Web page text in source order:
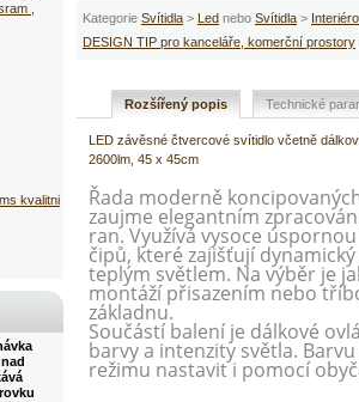
Kategorie Svítidla > Led nebo Svítidla >
DESIGN TIP pro kanceláře, komerční prostory
Rozšířený popis Technické
LED závěsné čtvercové svítidlo včetně
2600lm, 45 x 45cm
Řada moderně
zaujme elegantním
ran. Využívá vysoce
čipů, které zajišťují
teplým světlem. Na výběr je
montáží přisazením nebo
základnu.
Součástí balení je dálkové
barvy a intenzity světla.
režimu nastavit i pomocí
,
kvalitni